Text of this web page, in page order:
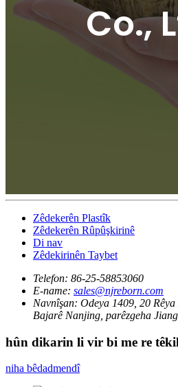
Co.,
Zêdekerên Plastîk
Zêdekerên Rûpûşkirinê
Di nav
Zêdekirinên Taybet
Telefon: 86-25-58853060
E-name: sales@njreborn.com
Navnîşan: Odeya 1409, 20
Bajarê Nanjing, parêzgeha
hûn dikarin li vir bi me re
niha bêdadmendî